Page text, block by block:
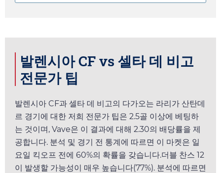
발렌시아 CF vs 셀타 데 비고
전문가 팁
발렌시아 CF과 셀타 데 비고의 다가오는 라리가 산탄데
르 경기에 대한 저희 전문가 팁은 2.5골 이상에 베팅하
는 것이며, Vave은 이 결과에 대해 2.30의 배당률을 제
공합니다. 분석 및 경기 전 통계에 따르면 이 마켓은 일
요일 킥오프 전에 60%의 확률을 갖습니다.더블 찬스 12
이 발생할 가능성이 매우 높습니다(77%). 분석에 따르면